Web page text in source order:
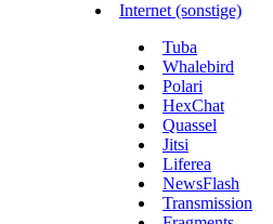
Internet (sonstige)
Tuba
Whalebird
Polari
HexChat
Quassel
Jitsi
Liferea
NewsFlash
Transmission